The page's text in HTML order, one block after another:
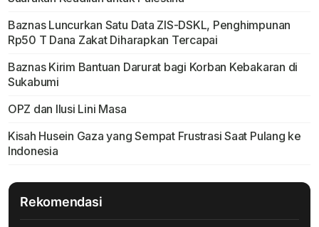
Baznas Luncurkan Satu Data ZIS-DSKL, Penghimpunan
Rp50 T Dana Zakat Diharapkan Tercapai
Baznas Kirim Bantuan Darurat bagi Korban Kebakaran di
Sukabumi
OPZ dan Ilusi Lini Masa
Kisah Husein Gaza yang Sempat Frustrasi Saat Pulang ke
Indonesia
Rekomendasi